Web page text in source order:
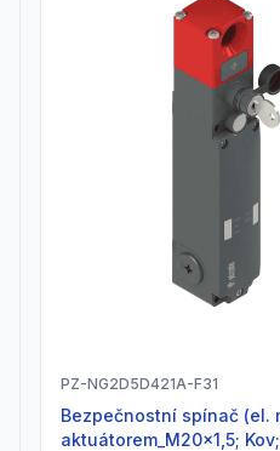
PZ-NG2D5D421A-F31
Bezpečnostní spínač (el. magn./RFID) s
aktuátorem_M20x1,5;